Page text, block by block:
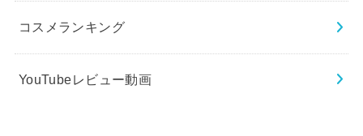
コスメランキング
YouTubeレビュー動画